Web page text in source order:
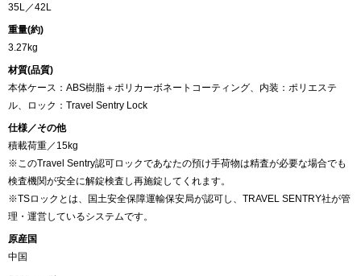
35L／42L
重量(約)
3.27kg
材質(品質)
本体ケース：ABS樹脂＋ポリカーボネートコーティング、内装：ポリエステ
ル、ロック：Travel Sentry Lock
仕様／その他
積載荷重／15kg
※このTravel Sentry認可ロックであなたの預け手荷物は精査が必要な場合でも
検査機関が安全に解錠検査し再施錠してくれます。
※TSロックとは、国土安全保障運輸保安局が認可し、TRAVEL SENTRY社が管
理・運営しているシステムです。
原産国
中国